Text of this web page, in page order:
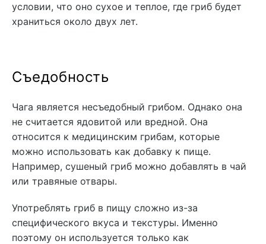
условии, что оно сухое и теплое, где гриб будет
храниться около двух лет.
Съедобность
Чага является несъедобный грибом. Однако она
не считается ядовитой или вредной. Она
относится к медицинским грибам, которые
можно использовать как добавку к пище.
Например, сушеный гриб можно добавлять в чай
или травяные отвары.
Употреблять гриб в пищу сложно из-за
специфического вкуса и текстуры. Именно
поэтому он используется только как